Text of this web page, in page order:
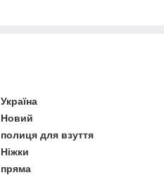
Україна
Новий
полиця для взуття
Ніжки
пряма